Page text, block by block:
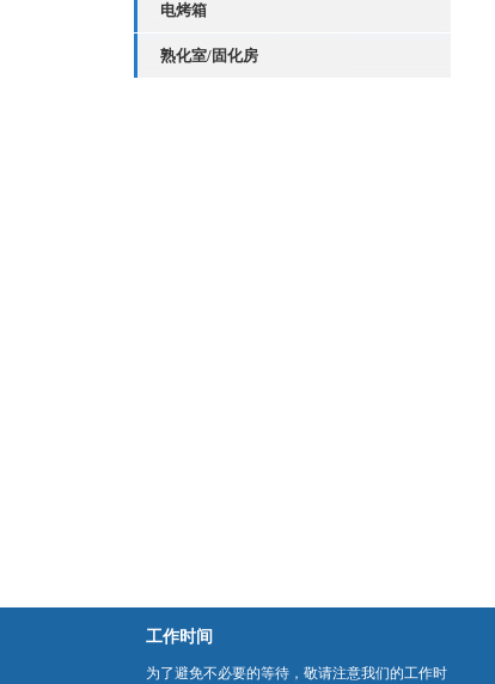
电烤箱
熟化室/固化房
工作时间
为了避免不必要的等待，敬请注意我们的工作时